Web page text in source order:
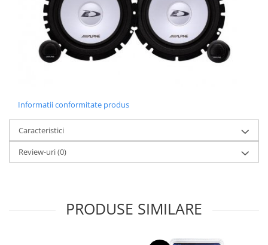
Informatii conformitate produs
Caracteristici
Review-uri(0)
PRODUSE SIMILARE